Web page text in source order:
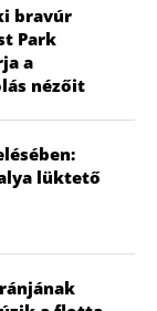
bravúr
Park
a
nézőit
lüktető